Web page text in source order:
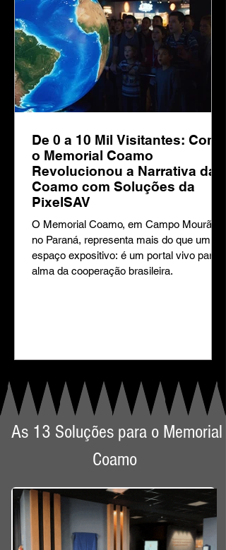
De 0 a 10 Mil Visitantes: Como
o Memorial Coamo
Revolucionou a Narrativa da
Coamo com Soluções da
PixelSAV
O Memorial Coamo, em Campo Mourão,
no Paraná, representa mais do que um
espaço expositivo: é um portal vivo para a
alma da cooperação brasileira.
As 13 Soluções para o Memorial
Coamo